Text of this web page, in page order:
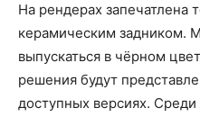
На рендерах запечатлена
керамическим задником.
выпускаться в чёрном
решения будут
доступных версиях.